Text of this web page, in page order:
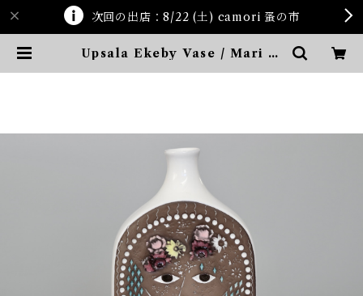
次回の出店：8/22 (土) camori 蚤の市
Upsala Ekeby Vase / Mari Si